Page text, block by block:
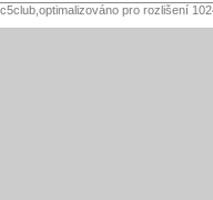
pro rozlišení